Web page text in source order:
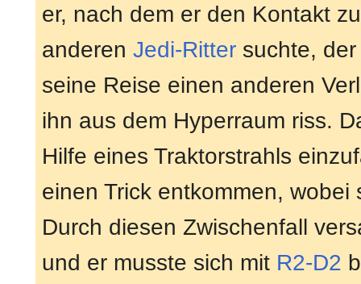
er, nach dem er den Kontakt
anderen Jedi-Ritter suchte,
seine Reise einen anderen
ihn aus dem Hyperraum riss.
Hilfe eines Traktorstrahls
einen Trick entkommen,
Durch diesen Zwischenfall
und er musste sich mit R2-D2